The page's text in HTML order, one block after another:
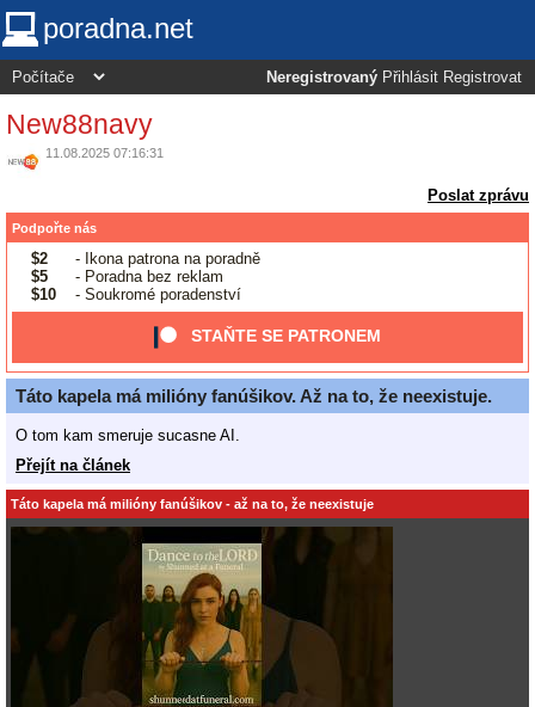
poradna.net
Neregistrovaný Přihlásit Registrovat
New88navy
11.08.2025 07:16:31
Poslat zprávu
Podpořte nás
$2
- Ikona patrona na poradně
$5
- Poradna bez reklam
$10
- Soukromé poradenství
STAŇTE SE PATRONEM
Táto kapela má milióny fanúšikov. Až na to, že neexistuje.
O tom kam smeruje sucasne AI.
Přejít na článek
Táto kapela má milióny fanúšikov - až na to, že neexistuje